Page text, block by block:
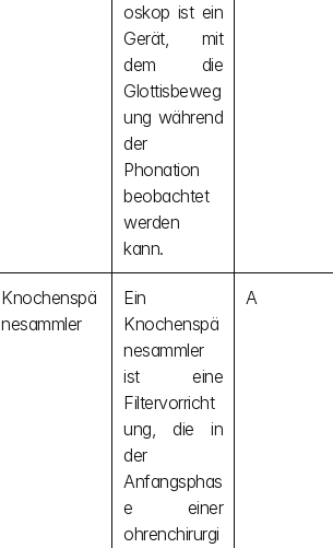
oskop ist ein
Gerät, mit
dem die
Glottisbeweg
ung während
der
Phonation
beobachtet
werden
kann.
Knochenspä
nesammler
Ein
Knochenspä
nesammler
ist eine
Filtervorricht
ung, die in
der
Anfangsphas
e einer
ohrenchirurgi
A